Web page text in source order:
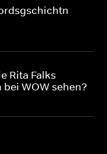
Rita Falks
WOW sehen?